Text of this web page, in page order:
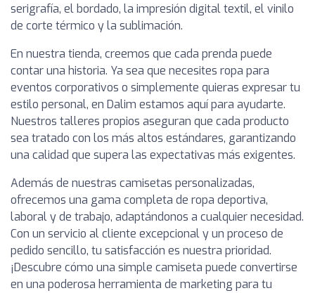
serigrafía, el bordado, la impresión digital textil, el vinilo
de corte térmico y la sublimación.
En nuestra tienda, creemos que cada prenda puede
contar una historia. Ya sea que necesites ropa para
eventos corporativos o simplemente quieras expresar tu
estilo personal, en Dalim estamos aquí para ayudarte.
Nuestros talleres propios aseguran que cada producto
sea tratado con los más altos estándares, garantizando
una calidad que supera las expectativas más exigentes.
Además de nuestras camisetas personalizadas,
ofrecemos una gama completa de ropa deportiva,
laboral y de trabajo, adaptándonos a cualquier necesidad.
Con un servicio al cliente excepcional y un proceso de
pedido sencillo, tu satisfacción es nuestra prioridad.
¡Descubre cómo una simple camiseta puede convertirse
en una poderosa herramienta de marketing para tu